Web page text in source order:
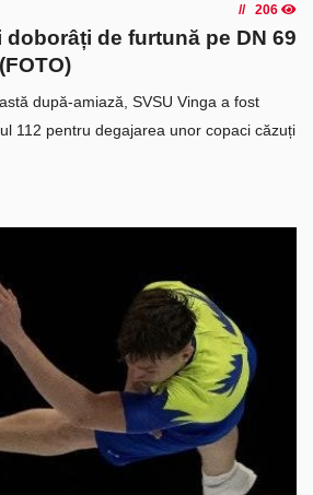
206
de furtună pe DN 69
după-amiază, SVSU Vinga a fost
112 pentru degajarea unor copaci căzuți